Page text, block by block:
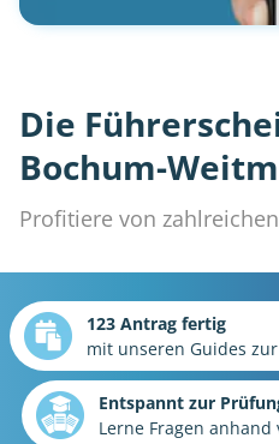
Die
Bochum-
Profitiere von
123 Antrag fertig
mit unseren Guides
Entspannt zur
Lerne Fragen